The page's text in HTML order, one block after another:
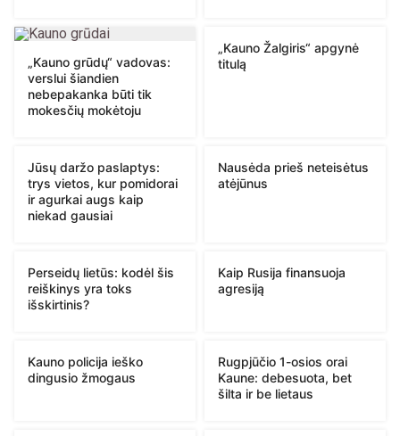
„Kauno grūdų“ vadovas:
verslui šiandien
nebepakanka būti tik
mokesčių mokėtoju
„Kauno Žalgiris“ apgynė
titulą
Jūsų daržo paslaptys:
trys vietos, kur pomidorai
ir agurkai augs kaip
niekad gausiai
Nausėda prieš neteisėtus
atėjūnus
Perseidų lietūs: kodėl šis
reiškinys yra toks
išskirtinis?
Kaip Rusija finansuoja
agresiją
Kauno policija ieško
dingusio žmogaus
Rugpjūčio 1-osios orai
Kaune: debesuota, bet
šilta ir be lietaus